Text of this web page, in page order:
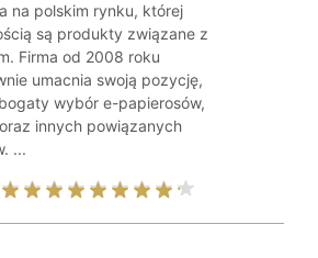
na polskim rynku, której
są produkty związane z
Firma od 2008 roku
umacnia swoją pozycję,
wybór e-papierosów,
innych powiązanych
...